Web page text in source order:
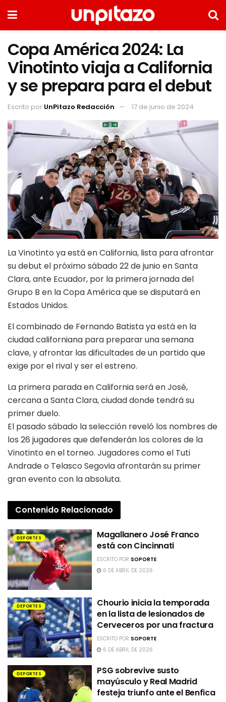
Copa América 2024: La
Vinotinto viaja a California
y se prepara para el debut
Escrito por UnPitazo Redacción 17 de junio de 2024
La Vinotinto ya está en California, lista para afrontar
su debut el próximo sábado 22 de junio en Santa
Clara, ante Ecuador, por la primera jornada del
Grupo B en la Copa América que se disputará en
Estados Unidos.
El combinado de Fernando Batista ya está en la
ciudad californiana para preparar una semana
clave, y afrontar las dificultades de un partido que
exige por el rival y ser el estreno.
La primera parada en California será en José,
cercana a Santa Clara, ciudad donde tendrá su
primer duelo.
El pasado sábado la selección reveló los nombres de
los 26 jugadores que defenderán los colores de la
Vinotinto en el torneo. Jugadores como el Tuti
Andrade o Telasco Segovia afrontarán su primer
gran evento con la absoluta.
Contenido Relacionado
DEPORTES
Magallanero José Franco
está con Cincinnati
ESCRITO PORSOPORTE
6 DE ABRIL DE 2026
DEPORTES
Chourio inicia la temporada
en la lista de lesionados de
Cerveceros por una fractura
ESCRITO PORSOPORTE
6 DE ABRIL DE 2026
DEPORTES
PSG sobrevive susto
mayúsculo y Real Madrid
festeja triunfo ante el Benfica